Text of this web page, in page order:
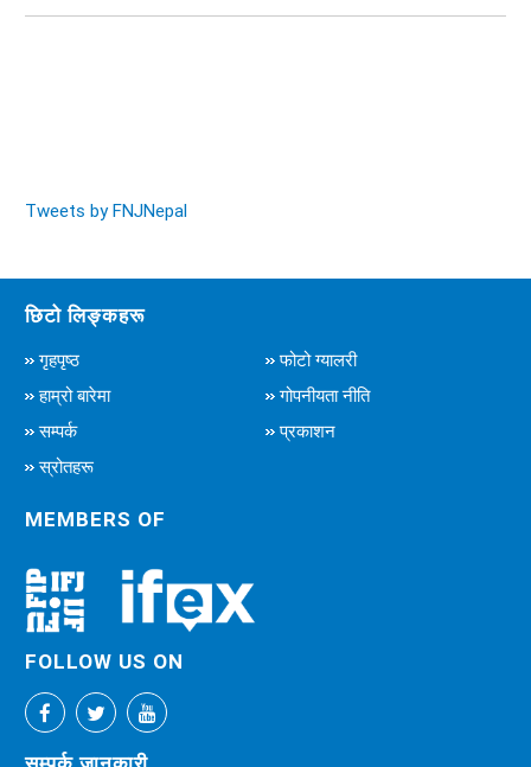
Audit Report FY-2076-077 - २०७७ कार्तिक २३
Tweets by FNJNepal
छिटो लिङ्कहरू
गृहपृष्ठ
फोटो ग्यालरी
हाम्रो बारेमा
गोपनीयता नीति
सम्पर्क
प्रकाशन
स्रोतहरू
MEMBERS OF
FOLLOW US ON